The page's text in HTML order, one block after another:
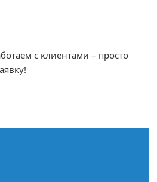
с клиентами – просто